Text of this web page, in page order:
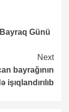
Günü
Next
bayrağının
işıqlandırılıb